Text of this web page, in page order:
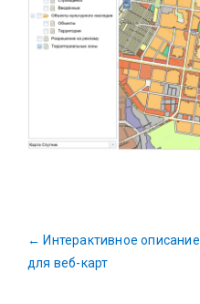
← Интерактивное описание
для веб-карт